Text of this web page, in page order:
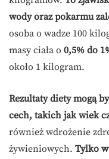
wody oraz pokarmu
osoba o wadze 100
masy ciała o 0,5% do
około 1 kilogram.
Rezultaty diety mogą
cech, takich jak wiek
również wdrożenie
żywieniowych. Tylko